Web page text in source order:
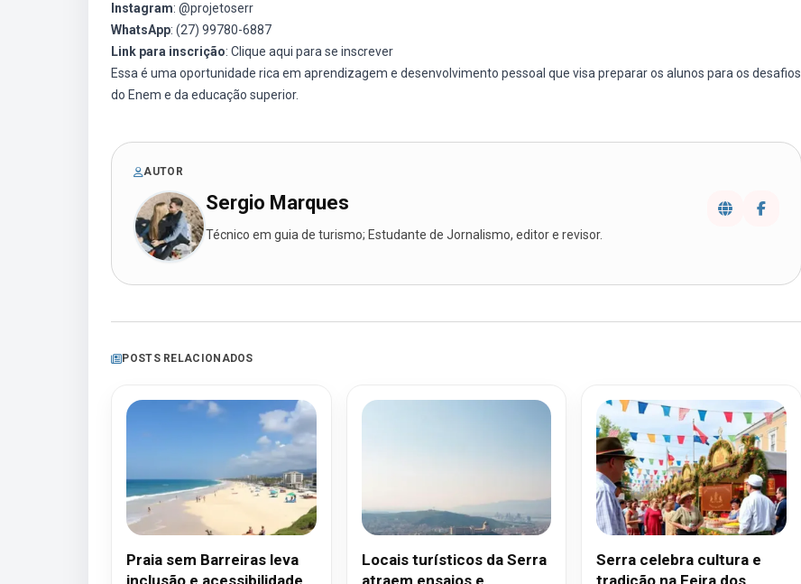
Instagram: @projetoserr
WhatsApp: (27) 99780-6887
Link para inscrição: Clique aqui para se inscrever
Essa é uma oportunidade rica em aprendizagem e desenvolvimento pessoal que visa preparar os alunos para os desafios
do Enem e da educação superior.
AUTOR
Sergio Marques
Técnico em guia de turismo; Estudante de Jornalismo, editor e revisor.
POSTS RELACIONADOS
Praia sem Barreiras leva
inclusão e acessibilidade
Locais turísticos da Serra
atraem ensaios e
Serra celebra cultura e
tradição na Feira dos